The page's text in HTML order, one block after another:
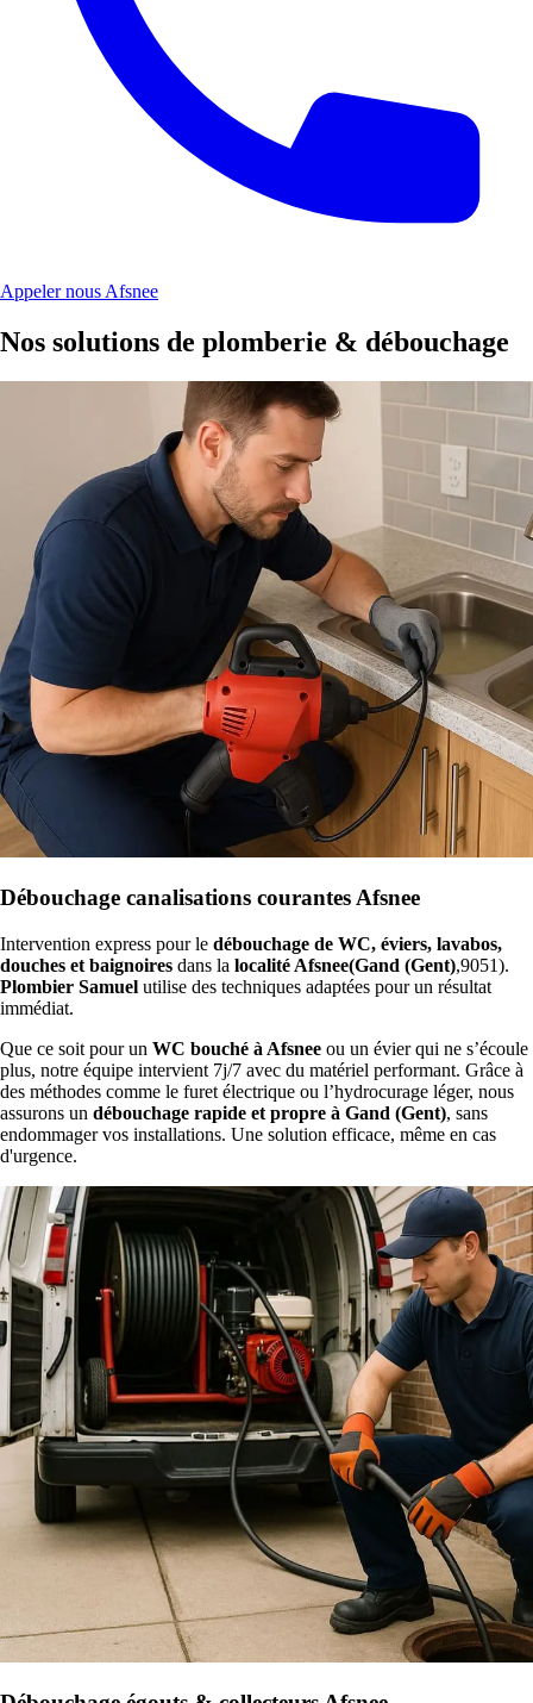
Appeler nous Afsnee
Nos solutions de plomberie & débouchage
Débouchage canalisations courantes Afsnee
Intervention express pour le débouchage de WC, éviers, lavabos,
douches et baignoires dans la localité Afsnee(Gand (Gent),9051).
Plombier Samuel utilise des techniques adaptées pour un résultat
immédiat.
Que ce soit pour un WC bouché à Afsnee ou un évier qui ne s’écoule
plus, notre équipe intervient 7j/7 avec du matériel performant. Grâce à
des méthodes comme le furet électrique ou l’hydrocurage léger, nous
assurons un débouchage rapide et propre à Gand (Gent), sans
endommager vos installations. Une solution efficace, même en cas
d'urgence.